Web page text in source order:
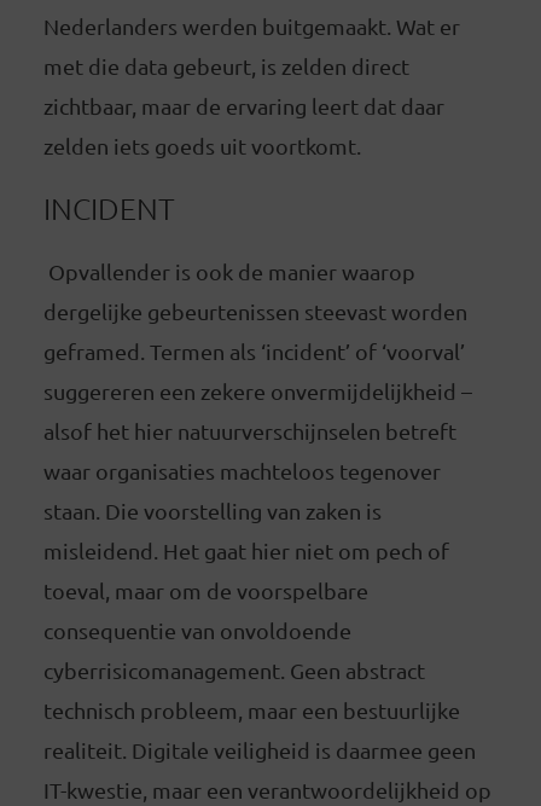
Nederlanders werden buitgemaakt. Wat er
met die data gebeurt, is zelden direct
zichtbaar, maar de ervaring leert dat daar
zelden iets goeds uit voortkomt.
INCIDENT
Opvallender is ook de manier waarop
dergelijke gebeurtenissen steevast worden
geframed. Termen als ‘incident’ of ‘voorval’
suggereren een zekere onvermijdelijkheid –
alsof het hier natuurverschijnselen betreft
waar organisaties machteloos tegenover
staan. Die voorstelling van zaken is
misleidend. Het gaat hier niet om pech of
toeval, maar om de voorspelbare
consequentie van onvoldoende
cyberrisicomanagement. Geen abstract
technisch probleem, maar een bestuurlijke
realiteit. Digitale veiligheid is daarmee geen
IT-kwestie, maar een verantwoordelijkheid op